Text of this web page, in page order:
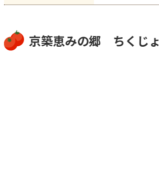
京築恵みの郷 ちくじ